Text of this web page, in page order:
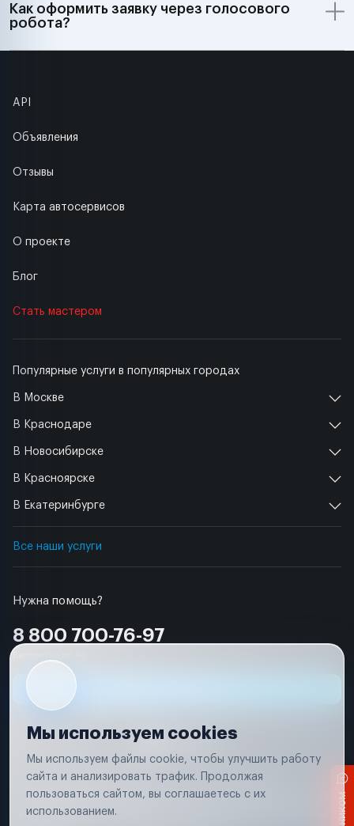
Как оформить заявку через голосового
робота?
Нужна помощь?
8 800 700-76-97
Популярные услуги в популярных городах
В Москве
В Краснодаре
В Новосибирске
В Красноярске
В Екатеринбурге
Все наши услуги
API
Объявления
Отзывы
Карта автосервисов
О проекте
Блог
Стать мастером
Условия использования
Удаление аккаунта
Вся информация, представленная на сайте, носит исключительно
соответствии с положениями статьи 437 (п. 2) Гражданского кодекса
Мы используем cookies
Мы используем файлы cookie, чтобы улучшить работу
сайта и анализировать трафик. Продолжая
пользоваться сайтом, вы соглашаетесь с их
использованием.